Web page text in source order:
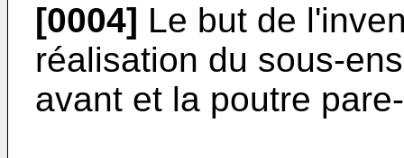
[0004] Le but de
réalisation du sous-
avant et la poutre